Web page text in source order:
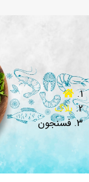
بلاگ
فسنجون